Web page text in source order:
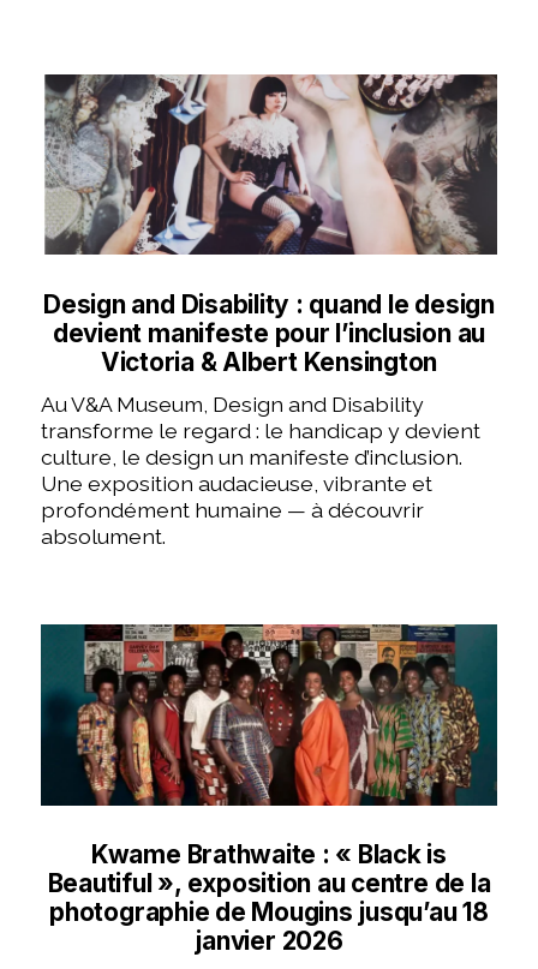
Design and Disability : quand le design
devient manifeste pour l’inclusion au
Victoria & Albert Kensington
Au V&A Museum, Design and Disability
transforme le regard : le handicap y devient
culture, le design un manifeste d’inclusion.
Une exposition audacieuse, vibrante et
profondément humaine — à découvrir
absolument.
Kwame Brathwaite : « Black is
Beautiful », exposition au centre de la
photographie de Mougins jusqu’au 18
janvier 2026